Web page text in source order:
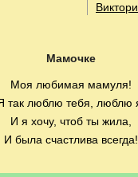
Мамочке
Моя любимая мамуля!
так люблю тебя, люблю
И я хочу, чтоб ты жила,
И была счастлива всегда!